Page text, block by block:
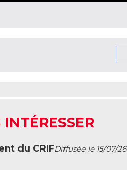
du CRIFDiffusée le 15/07/26